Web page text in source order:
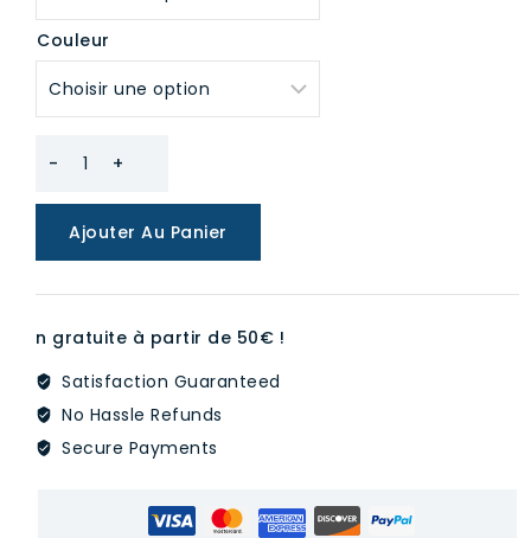
à
Couleur
quantité
Banc
Ajouter Au Panier
n gratuite à partir de 50€ !
Satisfaction Guaranteed
No Hassle Refunds
Secure Payments